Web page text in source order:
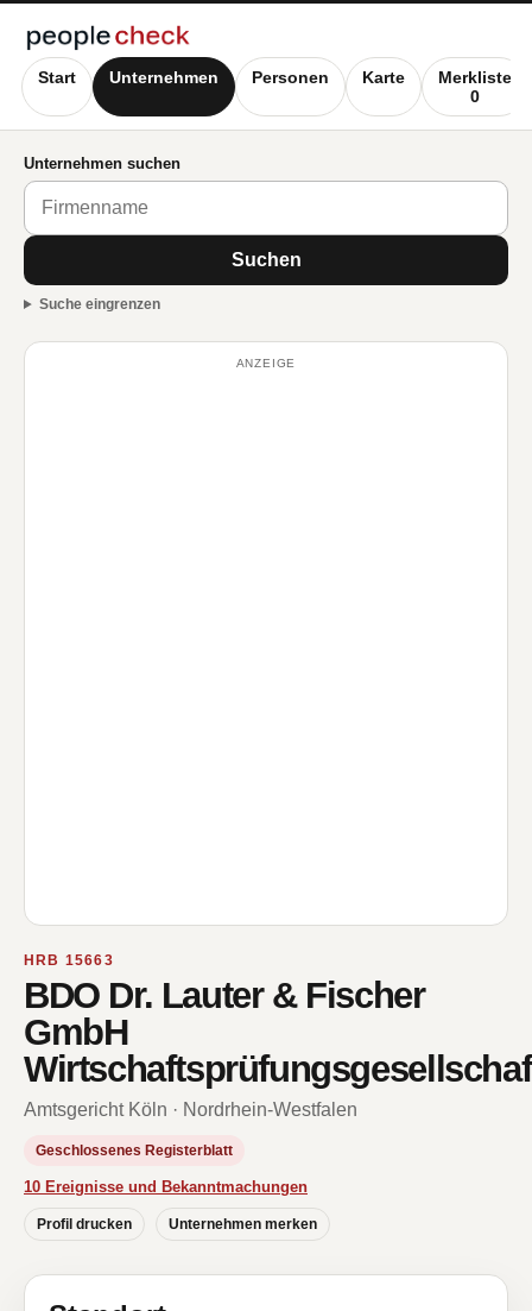
Start Unternehmen Personen Karte
Merkliste
0
Unternehmen suchen
Suchen
Suche eingrenzen
ANZEIGE
HRB 15663
BDO Dr. Lauter & Fischer
GmbH
Amtsgericht Köln · Nordrhein-Westfalen
Geschlossenes Registerblatt
10 Ereignisse und Bekanntmachungen
Profil drucken Unternehmen merken